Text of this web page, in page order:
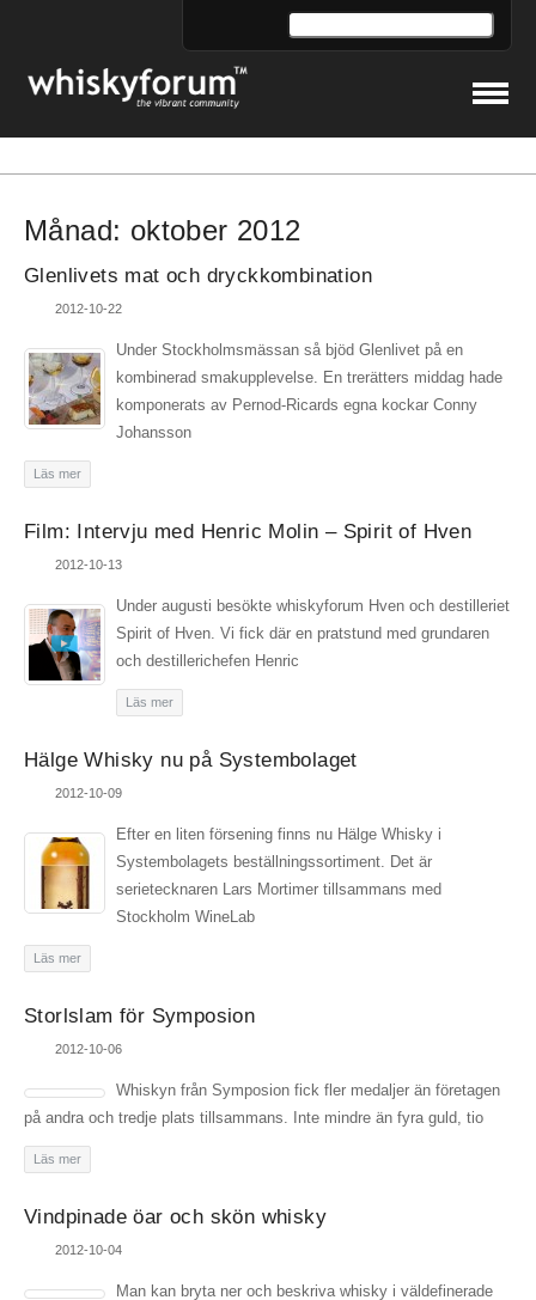
Månad: oktober 2012
Glenlivets mat och dryckkombination
2012-10-22
Under Stockholmsmässan så bjöd Glenlivet på en
kombinerad smakupplevelse. En trerätters middag hade
komponerats av Pernod-Ricards egna kockar Conny
Johansson
Läs mer
Film: Intervju med Henric Molin – Spirit of Hven
2012-10-13
Under augusti besökte whiskyforum Hven och destilleriet
Spirit of Hven. Vi fick där en pratstund med grundaren
och destillerichefen Henric
Läs mer
Hälge Whisky nu på Systembolaget
2012-10-09
Efter en liten försening finns nu Hälge Whisky i
Systembolagets beställningssortiment. Det är
serietecknaren Lars Mortimer tillsammans med
Stockholm WineLab
Läs mer
Storlslam för Symposion
2012-10-06
Whiskyn från Symposion fick fler medaljer än företagen
på andra och tredje plats tillsammans. Inte mindre än fyra guld, tio
Läs mer
Vindpinade öar och skön whisky
2012-10-04
Man kan bryta ner och beskriva whisky i väldefinerade